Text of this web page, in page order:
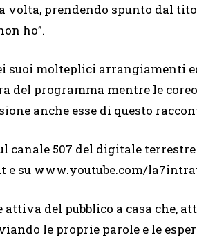
volta, prendendo spunto dal
ho”.
suoi molteplici arrangiamenti
del programma mentre le
anche esse di questo
canale 507 del digitale
e su www.youtube.com/
del pubblico a casa che,
le proprie parole e le